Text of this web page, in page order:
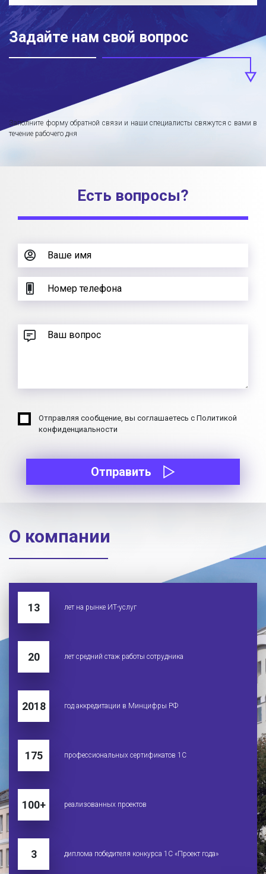
Задайте нам свой вопрос
Заполните форму обратной связи и наши специалисты свяжутся с вами в
течение рабочего дня
Есть вопросы?
Отправляя сообщение, вы соглашаетесь с Политикой
конфиденциальности
Отправить
О компании
13 лет на рынке ИТ-услуг
20 лет средний стаж работы сотрудника
2018 год аккредитации в Минцифры РФ
175 профессиональных сертификатов 1С
100+ реализованных проектов
3 диплома победителя конкурса 1С «Проект года»